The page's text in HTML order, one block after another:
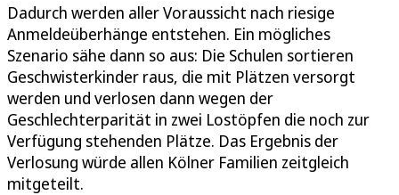
Dadurch werden aller Voraussicht nach riesige
Anmeldeüberhänge entstehen. Ein mögliches
Szenario sähe dann so aus: Die Schulen sortieren
Geschwisterkinder raus, die mit Plätzen versorgt
werden und verlosen dann wegen der
Geschlechterparität in zwei Lostöpfen die noch zur
Verfügung stehenden Plätze. Das Ergebnis der
Verlosung würde allen Kölner Familien zeitgleich
mitgeteilt.